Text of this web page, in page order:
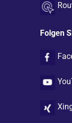
Folgen